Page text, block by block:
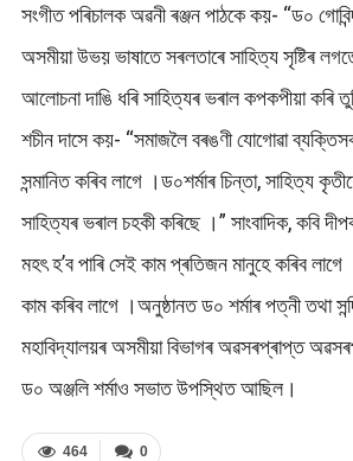
সংগীত পৰিচালক অৱনী ৰঞ্জন পাঠকে কয়- “ড০
অসমীয়া উভয় ভাষাতে সৰলতাৰে সাহিত্য সৃষ্টিৰ
আলোচনা দাঙি ধৰি সাহিত্যৰ ভৰাল কপকপীয়া কৰি
শচীন দাসে কয়- “সমাজলৈ বৰঙণী যোগোৱা
সন্মানিত কৰিব লাগে ।ড০শৰ্মাৰ চিন্তা, সাহিত্য
সাহিত্যৰ ভৰাল চহকী কৰিছে ।” সাংবাদিক, কবি
মহৎ হ’ব পাৰি সেই কাম প্ৰতিজন মানুহে কৰিব লাগে
কাম কৰিব লাগে ।অনুষ্ঠানত ড০ শৰ্মাৰ পত্নী তথা
মহাবিদ্যালয়ৰ অসমীয়া বিভাগৰ অৱসৰপ্ৰাপ্ত
ড০ অঞ্জলি শৰ্মাও সভাত উপস্থিত আছিল।
0
464